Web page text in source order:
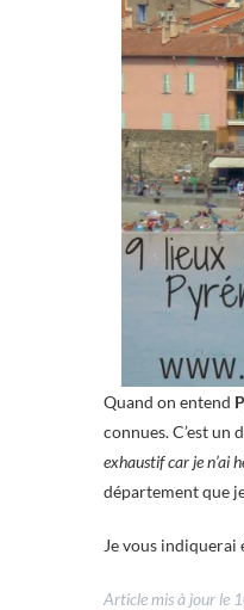
Quand on entend
connues. C’est un
exhaustif car je n’ai
département que
Je vous
Article mis à jour le